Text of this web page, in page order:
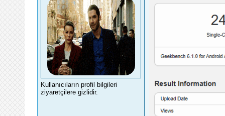
Kullanıcıların profil bilgileri
ziyaretçilere gizlidir.